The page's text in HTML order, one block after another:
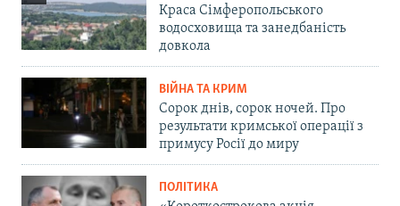
Краса Сімферопольського
водосховища та занедбаність
довкола
ВІЙНА ТА КРИМ
Сорок днів, сорок ночей. Про
результати кримської операції з
примусу Росії до миру
ПОЛІТИКА